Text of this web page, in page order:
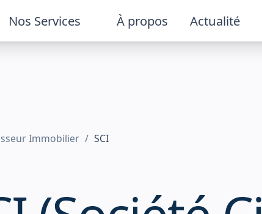
Nos Services À propos Actualité
Immobilier / SCI